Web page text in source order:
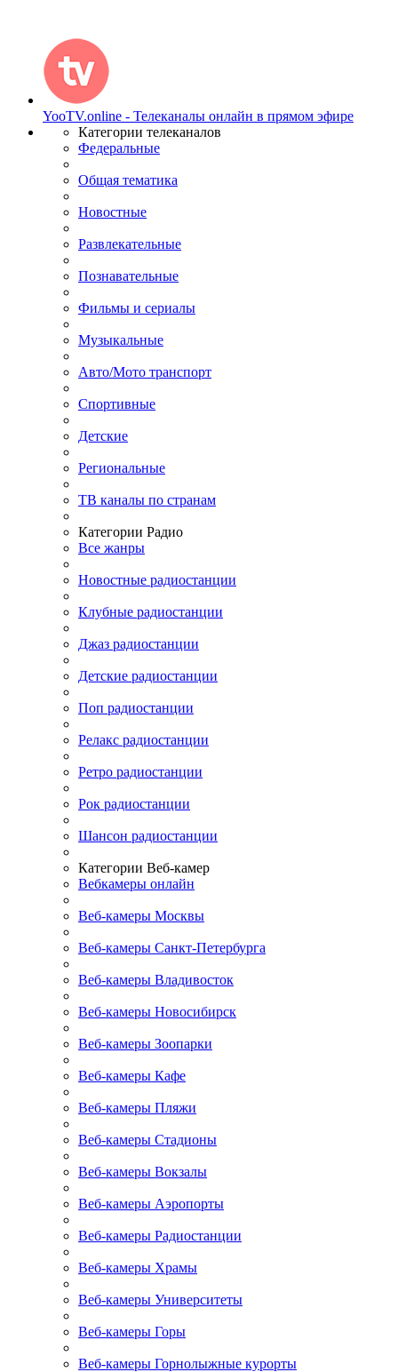
YooTV.online - Телеканалы онлайн в прямом эфире
Категории телеканалов
Федеральные
Общая тематика
Новостные
Развлекательные
Познавательные
Фильмы и сериалы
Музыкальные
Авто/Мото транспорт
Спортивные
Детские
Региональные
ТВ каналы по странам
Категории Радио
Все жанры
Новостные радиостанции
Клубные радиостанции
Джаз радиостанции
Детские радиостанции
Поп радиостанции
Релакс радиостанции
Ретро радиостанции
Рок радиостанции
Шансон радиостанции
Категории Веб-камер
Вебкамеры онлайн
Веб-камеры Москвы
Веб-камеры Санкт-Петербурга
Веб-камеры Владивосток
Веб-камеры Новосибирск
Веб-камеры Зоопарки
Веб-камеры Кафе
Веб-камеры Пляжи
Веб-камеры Стадионы
Веб-камеры Вокзалы
Веб-камеры Аэропорты
Веб-камеры Радиостанции
Веб-камеры Храмы
Веб-камеры Университеты
Веб-камеры Горы
Веб-камеры Горнолыжные курорты